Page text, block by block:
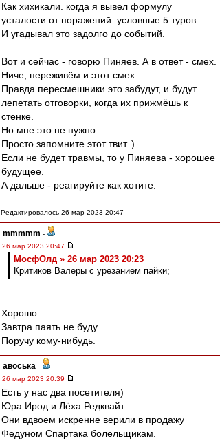
Как хихикали. когда я вывел формулу
усталости от поражений. условные 5 туров.
И угадывал это задолго до событий.
Вот и сейчас - говорю Пиняев. А в ответ - смех.
Ниче, переживём и этот смех.
Правда пересмешники это забудут, и будут
лепетать отговорки, когда их прижмёшь к
стенке.
Но мне это не нужно.
Просто запомните этот твит. )
Если не будет травмы, то у Пиняева - хорошее
будущее.
А дальше - реагируйте как хотите.
Редактировалось 26 мар 2023 20:47
mmmmm -
26 мар 2023 20:47
МосфОлд » 26 мар 2023 20:23
Критиков Валеры с урезанием пайки;
Хорошо.
Завтра паять не буду.
Поручу кому-нибудь.
авоська -
26 мар 2023 20:39
Есть у нас два посетителя)
Юра Ирод и Лёха Редквайт.
Они вдвоем искренне верили в продажу
Федуном Спартака болельщикам.